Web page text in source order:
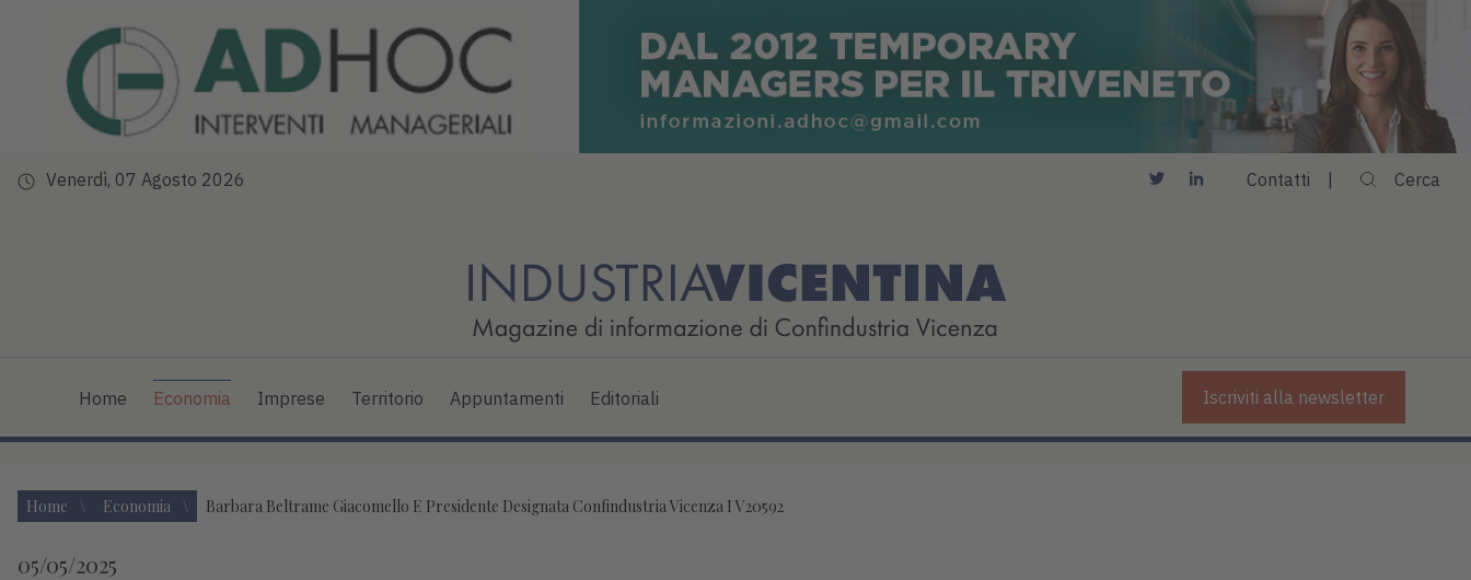
Venerdì, 07 Agosto 2026 Contatti Cerca
Home Economia Imprese Territorio Appuntamenti Editoriali Iscriviti alla newsletter
Home Economia Barbara Beltrame Giacomello E Presidente Designata Confindustria Vicenza I V20592
05/05/2025